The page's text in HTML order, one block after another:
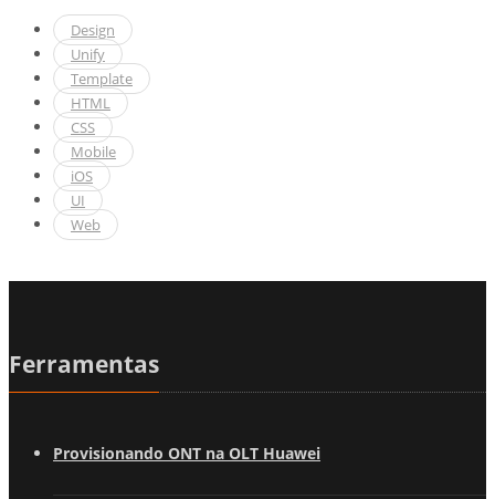
Design
Unify
Template
HTML
CSS
Mobile
iOS
UI
Web
Ferramentas
Provisionando ONT na OLT Huawei